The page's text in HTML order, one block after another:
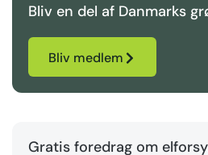
Bliv en del af Danmarks
Bliv medlem
Gratis foredrag om